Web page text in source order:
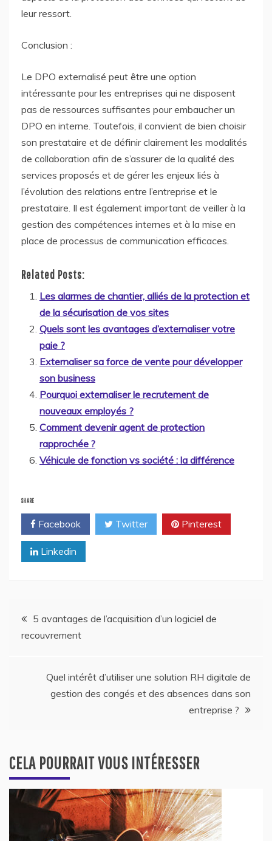
leur ressort.
Conclusion :
Le DPO externalisé peut être une option
intéressante pour les entreprises qui ne disposent
pas de ressources suffisantes pour embaucher un
DPO en interne. Toutefois, il convient de bien choisir
son prestataire et de définir clairement les modalités
de collaboration afin de s’assurer de la qualité des
services proposés et de gérer les enjeux liés à
l’évolution des relations entre l’entreprise et le
prestataire. Il est également important de veiller à la
gestion des compétences internes et à la mise en
place de processus de communication efficaces.
Related Posts:
Les alarmes de chantier, alliés de la protection et
de la sécurisation de vos sites
Quels sont les avantages d’externaliser votre
paie ?
Externaliser sa force de vente pour développer
son business
Pourquoi externaliser le recrutement de
nouveaux employés ?
Comment devenir agent de protection
rapprochée ?
Véhicule de fonction vs société : la différence
SHARE
Facebook Twitter Pinterest
Linkedin
Navigation
l’article
5 avantages de l’acquisition d’un logiciel de
recouvrement
Quel intérêt d’utiliser une solution RH digitale de
gestion des congés et des absences dans son
entreprise ?
CELA POURRAIT VOUS INTÉRESSER